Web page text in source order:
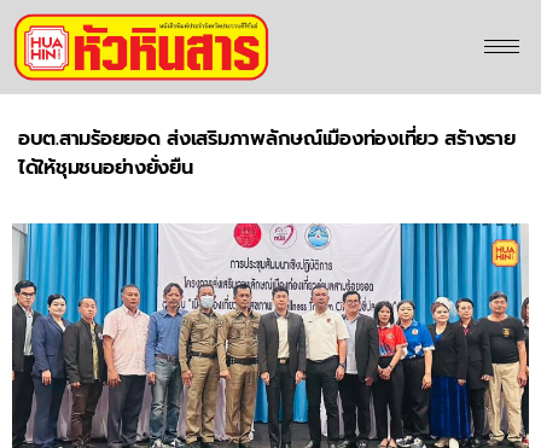
อบต.สามร้อยยอด ส่งเสริมภาพลักษณ์เมืองท่องเที่ยว สร้างราย
ได้ให้ชุมชนอย่างยั่งยืน